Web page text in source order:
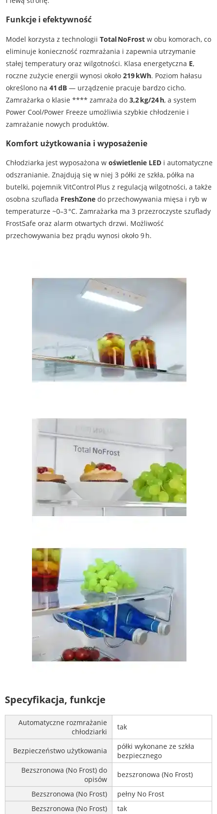
Funkcje i efektywność
Model korzysta z technologii Total NoFrostw obu komorach, co
eliminuje konieczność rozmrażania i zapewnia utrzymanie
stałej temperatury oraz wilgotności. Klasa energetyczna E,
roczne zużycie energii wynosi około 219 kWh. Poziom hałasu
określono na 41 dB— urządzenie pracuje bardzo cicho.
Zamrażarka o klasie **** zamraża do 3,2 kg/24 h, a system
Power Cool/Power Freeze umożliwia szybkie chłodzenie i
zamrażanie nowych produktów.
Komfort użytkowania i wyposażenie
Chłodziarka jest wyposażona w oświetlenie LEDi automatyczne
odszranianie. Znajdują się w niej 3 półki ze szkła, półka na
butelki, pojemnik VitControl Plus z regulacją wilgotności, a także
osobna szuflada FreshZonedo przechowywania mięsa i ryb w
temperaturze ~0–3 °C. Zamrażarka ma 3 przezroczyste szuflady
FrostSafe oraz alarm otwartych drzwi. Możliwość
przechowywania bez prądu wynosi około 9 h.
Specyfikacja, funkcje
Automatyczne rozmrażanie
chłodziarki
tak
Bezpieczeństwo użytkowania
półki wykonane ze szkła
bezpiecznego
Bezszronowa (No Frost) do
opisów
bezszronowa (No Frost)
Bezszronowa (No Frost)
pełny No Frost
Bezszronowa (No Frost)
tak